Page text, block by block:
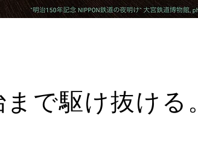
で駆け抜ける。